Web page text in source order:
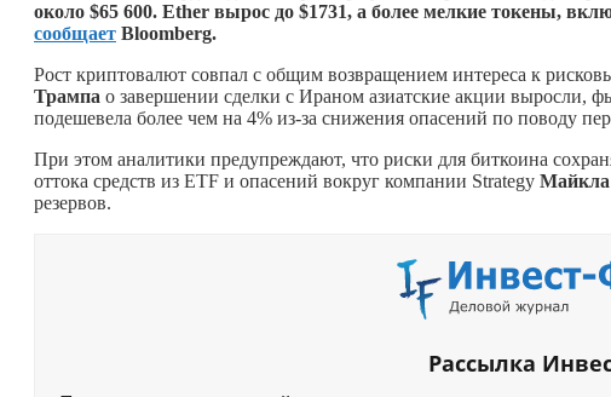
около $65 600. Ether вырос до $1731, а более мелкие токены,
сообщает Bloomberg.
Рост криптовалют совпал с общим возвращением интереса к
Трампа о завершении сделки с Ираном азиатские акции выросли,
подешевела более чем на 4% из-за снижения опасений по поводу
При этом аналитики предупреждают, что риски для биткоина
оттока средств из ETF и опасений вокруг компании Strategy Майкла
резервов.
Рассылка